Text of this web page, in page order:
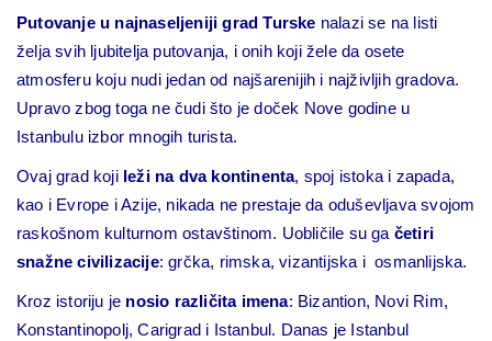
Putovanje u najnaseljeniji grad Turske nalazi se na listi
želja svih ljubitelja putovanja, i onih koji žele da osete
atmosferu koju nudi jedan od najšarenijih i najživljih gradova.
Upravo zbog toga ne čudi što je doček Nove godine u
Istanbulu izbor mnogih turista.
Ovaj grad koji leži na dva kontinenta, spoj istoka i zapada,
kao i Evrope i Azije, nikada ne prestaje da oduševljava svojom
raskošnom kulturnom ostavštinom. Uobličile su ga četiri
snažne civilizacije: grčka, rimska, vizantijska i osmanlijska.
Kroz istoriju je nosio različita imena: Bizantion, Novi Rim,
Konstantinopolj, Carigrad i Istanbul. Danas je Istanbul